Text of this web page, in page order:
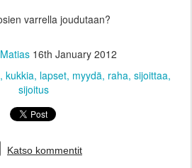
varrella joudutaan?
Matias 16th January 2012
kukkia lapset myydä raha sijoittaa
sijoitus
Katso kommentit